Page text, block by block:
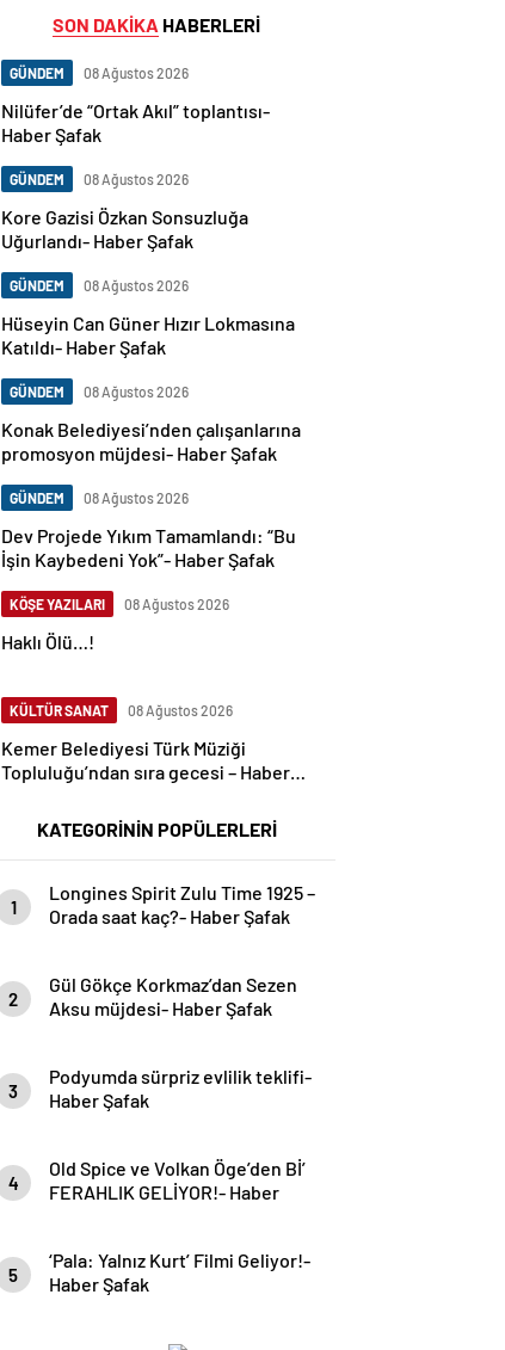
SON DAKİKA HABERLERİ
GÜNDEM 08 Ağustos 2026
Nilüfer’de “Ortak Akıl” toplantısı-
Haber Şafak
GÜNDEM 08 Ağustos 2026
Kore Gazisi Özkan Sonsuzluğa
Uğurlandı- Haber Şafak
GÜNDEM 08 Ağustos 2026
Hüseyin Can Güner Hızır Lokmasına
Katıldı- Haber Şafak
GÜNDEM 08 Ağustos 2026
Konak Belediyesi’nden çalışanlarına
promosyon müjdesi- Haber Şafak
GÜNDEM 08 Ağustos 2026
Dev Projede Yıkım Tamamlandı: “Bu
İşin Kaybedeni Yok”- Haber Şafak
KÖŞE YAZILARI 08 Ağustos 2026
Haklı Ölü…!
KÜLTÜR SANAT 08 Ağustos 2026
Kemer Belediyesi Türk Müziği
Topluluğu’ndan sıra gecesi – Haber
KATEGORİNİN POPÜLERLERİ
1
Longines Spirit Zulu Time 1925 –
Orada saat kaç?- Haber Şafak
2
Gül Gökçe Korkmaz’dan Sezen
Aksu müjdesi- Haber Şafak
3
Podyumda sürpriz evlilik teklifi-
Haber Şafak
4
Old Spice ve Volkan Öge’den Bİ’
FERAHLIK GELİYOR!- Haber
5
‘Pala: Yalnız Kurt’ Filmi Geliyor!-
Haber Şafak